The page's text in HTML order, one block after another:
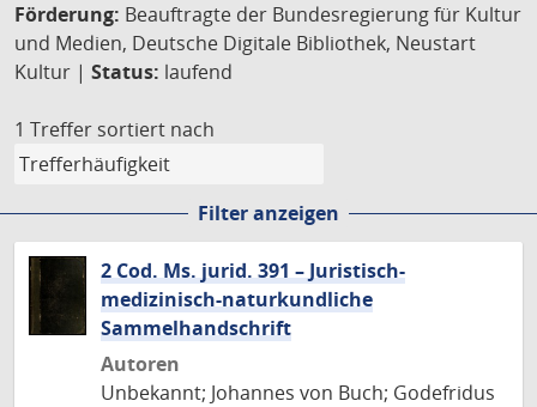
Förderung: Beauftragte der Bundesregierung für Kultur
und Medien, Deutsche Digitale Bibliothek, Neustart
Kultur | Status: laufend
1 Treffer sortiert nach
Filter anzeigen
2 Cod. Ms. jurid. 391 – Juristisch-
medizinisch-naturkundliche
Sammelhandschrift
Autoren
Unbekannt; Johannes von Buch; Godefridus